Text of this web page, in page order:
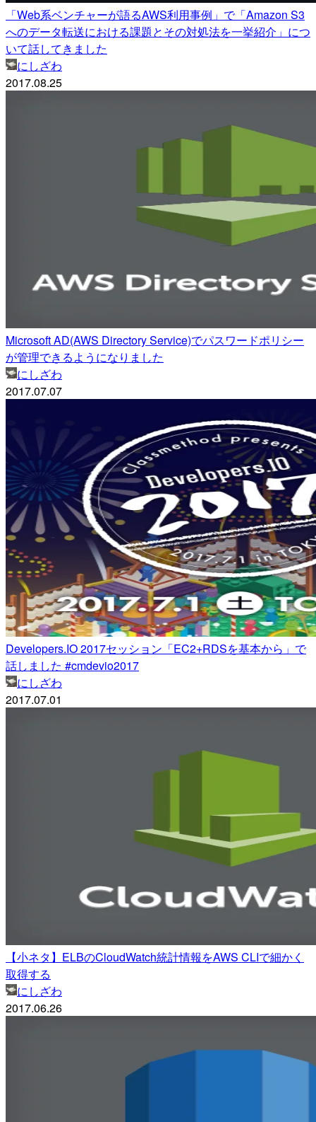
「Web系ベンチャーが語るAWS利用事例」で「Amazon S3
へのデータ転送における課題とその対処法を一挙紹介」につ
いて話してきました
にしざわ
2017.08.25
Microsoft AD(AWS Directory Service)でパスワードポリシー
が管理できるようになりました
にしざわ
2017.07.07
Developers.IO 2017セッション「EC2+RDSを基本から」で
話しました #cmdevio2017
にしざわ
2017.07.01
【小ネタ】ELBのCloudWatch統計情報をAWS CLIで細かく
取得する
にしざわ
2017.06.26